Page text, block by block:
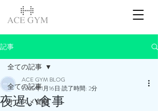
記事
全ての記事
オススメ食材
全ての記事
夜遅い食事
ACE GYM BLOG
2025年1月16日 読了時間: 2分